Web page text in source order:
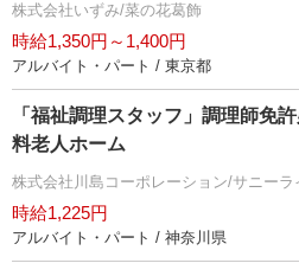
株式会社いずみ/菜の花葛飾
時給1,350円～1,400円
アルバイト・パート / 東京都
「福祉調理スタッフ」調理師免
料老人ホーム
株式会社川島コーポレーション/サニーラ
時給1,225円
アルバイト・パート / 神奈川県